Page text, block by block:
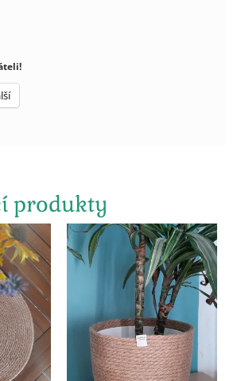
produkty